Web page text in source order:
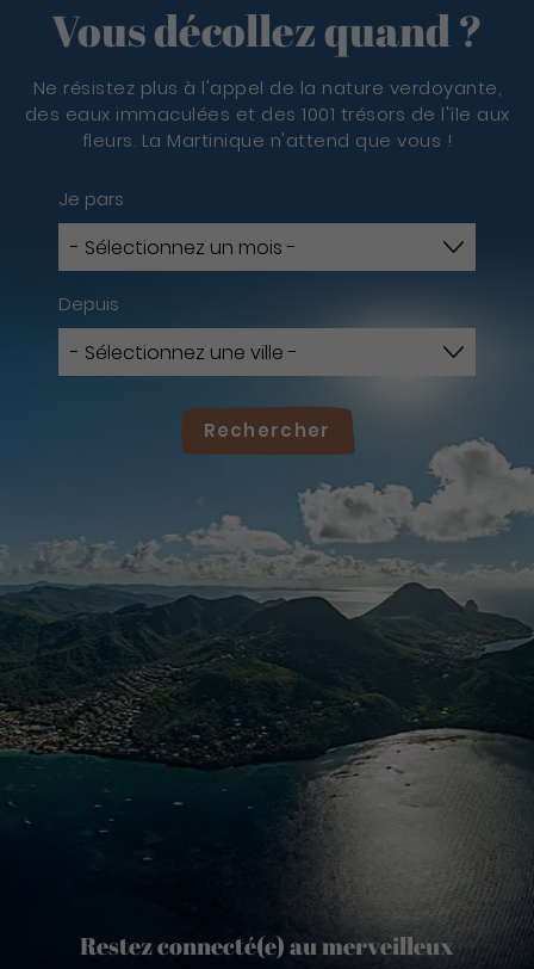
Vous décollez quand ?
Ne résistez plus à l'appel de la nature verdoyante,
des eaux immaculées et des 1001 trésors de l'île aux
fleurs. La Martinique n'attend que vous !
Je pars
Depuis
Rechercher
Restez connecté(e) au merveilleux